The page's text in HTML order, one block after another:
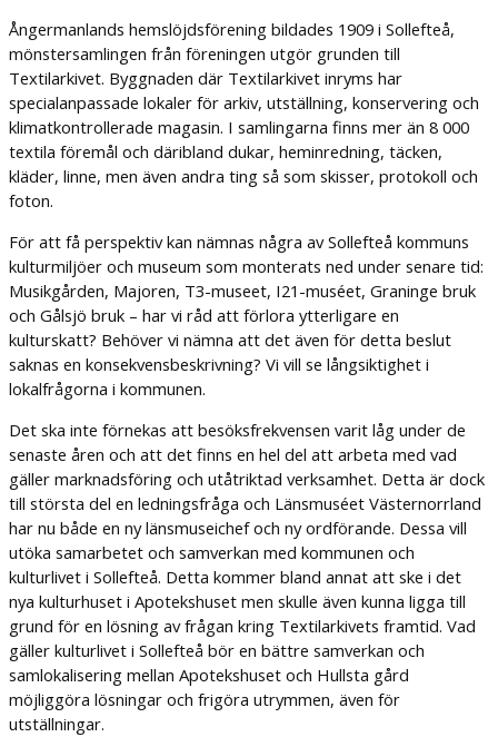
Ångermanlands hemslöjdsförening bildades 1909 i Sollefteå,
mönstersamlingen från föreningen utgör grunden till
Textilarkivet. Byggnaden där Textilarkivet inryms har
specialanpassade lokaler för arkiv, utställning, konservering och
klimatkontrollerade magasin. I samlingarna finns mer än 8 000
textila föremål och däribland dukar, heminredning, täcken,
kläder, linne, men även andra ting så som skisser, protokoll och
foton.
För att få perspektiv kan nämnas några av Sollefteå kommuns
kulturmiljöer och museum som monterats ned under senare tid:
Musikgården, Majoren, T3-museet, I21-muséet, Graninge bruk
och Gålsjö bruk – har vi råd att förlora ytterligare en
kulturskatt? Behöver vi nämna att det även för detta beslut
saknas en konsekvensbeskrivning? Vi vill se långsiktighet i
lokalfrågorna i kommunen.
Det ska inte förnekas att besöksfrekvensen varit låg under de
senaste åren och att det finns en hel del att arbeta med vad
gäller marknadsföring och utåtriktad verksamhet. Detta är dock
till största del en ledningsfråga och Länsmuséet Västernorrland
har nu både en ny länsmuseichef och ny ordförande. Dessa vill
utöka samarbetet och samverkan med kommunen och
kulturlivet i Sollefteå. Detta kommer bland annat att ske i det
nya kulturhuset i Apotekshuset men skulle även kunna ligga till
grund för en lösning av frågan kring Textilarkivets framtid. Vad
gäller kulturlivet i Sollefteå bör en bättre samverkan och
samlokalisering mellan Apotekshuset och Hullsta gård
möjliggöra lösningar och frigöra utrymmen, även för
utställningar.